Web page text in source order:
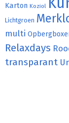
Karton Koziol
Lichtgroen
multi
Relaxdays
transparant